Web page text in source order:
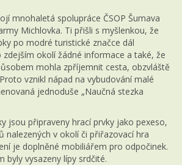
mnohaletá spolupráce ČSOP Šumava
Michlovka. Ti přišli s myšlenkou, že
po modré turistické značce dál
zdejším okolí žádné informace a také, že
mohla zpříjemnit cesta, obzvláště
vznikl nápad na vybudování malé
jednoduše „Naučná stezka
jsou připraveny hrací prvky jako pexeso,
nalezených v okolí či přiřazovací hra
je doplněné mobiliářem pro odpočinek.
byly vysazeny lípy srdčité.